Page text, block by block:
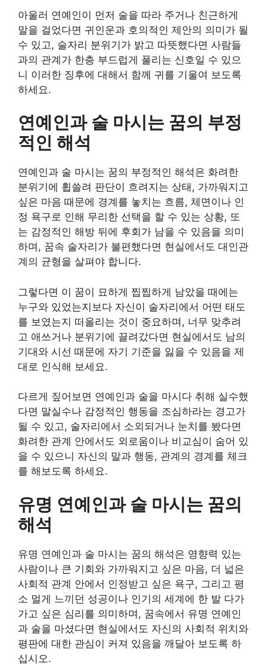
아울러 연예인이 먼저 술을 따라 주거나 친근하게
말을 걸었다면 귀인운과 호의적인 제안의 의미가 될
수 있고, 술자리 분위기가 밝고 따뜻했다면 사람들
과의 관계가 한층 부드럽게 풀리는 신호일 수 있으
니 이러한 징후에 대해서 함께 귀를 기울여 보도록
하세요.
연예인과 술 마시는 꿈의 부정
적인 해석
연예인과 술 마시는 꿈의 부정적인 해석은 화려한
분위기에 휩쓸려 판단이 흐려지는 상태, 가까워지고
싶은 마음 때문에 경계를 놓치는 흐름, 체면이나 인
정 욕구로 인해 무리한 선택을 할 수 있는 상황, 또
는 감정적인 해방 뒤에 후회가 남을 수 있음을 의미
하며, 꿈속 술자리가 불편했다면 현실에서도 대인관
계의 균형을 살펴야 합니다.
그렇다면 이 꿈이 묘하게 찝찝하게 남았을 때에는
누구와 있었는지보다 자신이 술자리에서 어떤 태도
를 보였는지 떠올리는 것이 중요하며, 너무 맞추려
고 애쓰거나 분위기에 끌려갔다면 현실에서도 남의
기대와 시선 때문에 자기 기준을 잃을 수 있음을 제
대로 인식해 보세요.
다르게 짚어보면 연예인과 술을 마시다 취해 실수했
다면 말실수나 감정적인 행동을 조심하라는 경고가
될 수 있고, 술자리에서 소외되거나 눈치를 봤다면
화려한 관계 안에서도 외로움이나 비교심이 숨어 있
을 수 있으니 자신의 말과 행동, 관계의 경계를 체크
를 해보도록 하세요.
유명 연예인과 술 마시는 꿈의
해석
유명 연예인과 술 마시는 꿈의 해석은 영향력 있는
사람이나 큰 기회와 가까워지고 싶은 마음, 더 넓은
사회적 관계 안에서 인정받고 싶은 욕구, 그리고 평
소 멀게 느끼던 성공이나 인기의 세계에 한 발 다가
가고 싶은 심리를 의미하며, 꿈속에서 유명 연예인
과 술을 마셨다면 현실에서도 자신의 사회적 위치와
평판에 대한 관심이 커져 있음을 깨달아 보도록 하
십시오.